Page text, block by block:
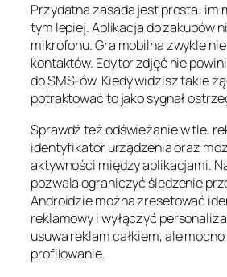
Przydatna zasada jest prosta: im
tym lepiej. Aplikacja do zakupów
mikrofonu. Gra mobilna zwykle
kontaktów. Edytor zdjęć nie
do SMS-ów. Kiedy widzisz takie
potraktować to jako sygnał
Sprawdź też odświeżanie w tle,
identyfikator urządzenia oraz
aktywności między aplikacjami.
pozwala ograniczyć śledzenie
Androidzie można zresetować
reklamowy i wyłączyć
usuwa reklam całkiem, ale
profilowanie.